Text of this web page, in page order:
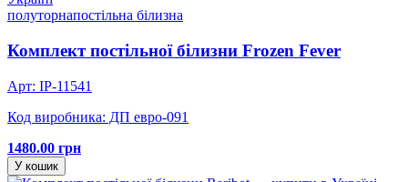
полуторнапостільна білизна
Комплект постільної білизни Frozen Fever
Арт: IP-11541
Код виробника: ДП евро-091
1480.00 грн
У кошик